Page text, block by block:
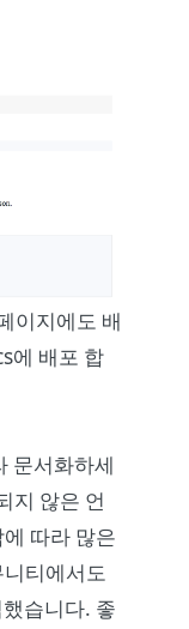
이지에도 배
에 배포 합
문서화하세
지 않은 언
따라 많은
티에서도
습니다. 좋